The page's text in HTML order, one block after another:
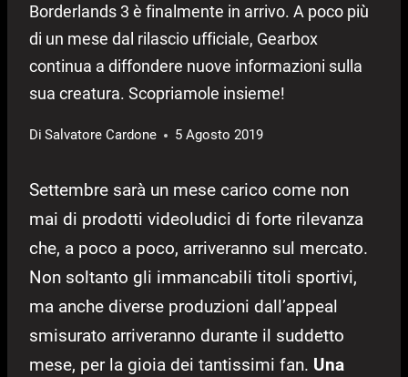
Borderlands 3 è finalmente in arrivo. A poco più
di un mese dal rilascio ufficiale, Gearbox
continua a diffondere nuove informazioni sulla
sua creatura. Scopriamole insieme!
Di Salvatore Cardone 5 Agosto 2019
Settembre sarà un mese carico come non
mai di prodotti videoludici di forte rilevanza
che, a poco a poco, arriveranno sul mercato.
Non soltanto gli immancabili titoli sportivi,
ma anche diverse produzioni dall’appeal
smisurato arriveranno durante il suddetto
mese, per la gioia dei tantissimi fan. Una